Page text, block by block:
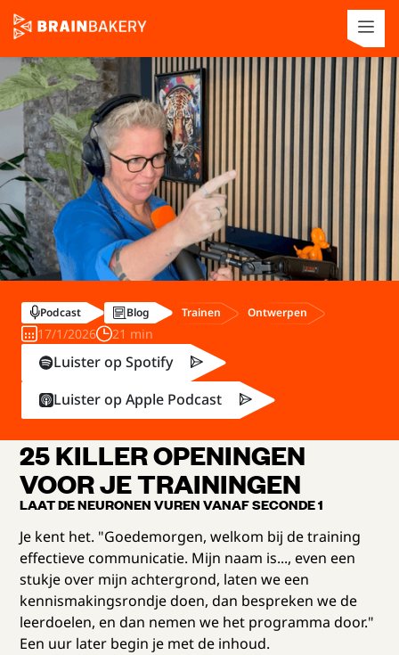
25 KILLER OPENINGEN
VOOR JE TRAININGEN
LAAT DE NEURONEN VUREN VANAF SECONDE 1
Je kent het. "Goedemorgen, welkom bij de training
effectieve communicatie. Mijn naam is..., even een
stukje over mijn achtergrond, laten we een
kennismakingsrondje doen, dan bespreken we de
leerdoelen, en dan nemen we het programma door."
Een uur later begin je met de inhoud.
Podcast Blog Trainen Ontwerpen
17/1/2026 21 min
Luister op Spotify
Luister op Apple Podcast